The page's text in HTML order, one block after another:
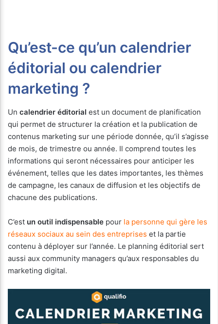
Qu’est-ce qu’un calendrier
éditorial ou calendrier
marketing ?
Un calendrier éditorial est un document de planification
qui permet de structurer la création et la publication de
contenus marketing sur une période donnée, qu’il s’agisse
de mois, de trimestre ou année. Il comprend toutes les
informations qui seront nécessaires pour anticiper les
événement, telles que les dates importantes, les thèmes
de campagne, les canaux de diffusion et les objectifs de
chacune des publications.
C’est un outil indispensable pour la personne qui gère les
réseaux sociaux au sein des entreprises et la partie
contenu à déployer sur l’année. Le planning éditorial sert
aussi aux community managers qu’aux responsables du
marketing digital.